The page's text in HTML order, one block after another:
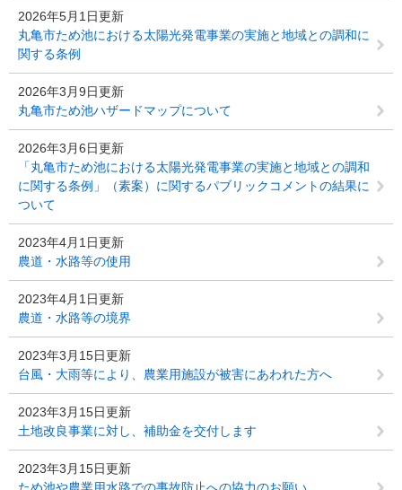
2026年5月1日更新
丸亀市ため池における太陽光発電事業の実施と地域との調和に
関する条例
2026年3月9日更新
丸亀市ため池ハザードマップについて
2026年3月6日更新
「丸亀市ため池における太陽光発電事業の実施と地域との調和
に関する条例」（素案）に関するパブリックコメントの結果に
ついて
2023年4月1日更新
農道・水路等の使用
2023年4月1日更新
農道・水路等の境界
2023年3月15日更新
台風・大雨等により、農業用施設が被害にあわれた方へ
2023年3月15日更新
土地改良事業に対し、補助金を交付します
2023年3月15日更新